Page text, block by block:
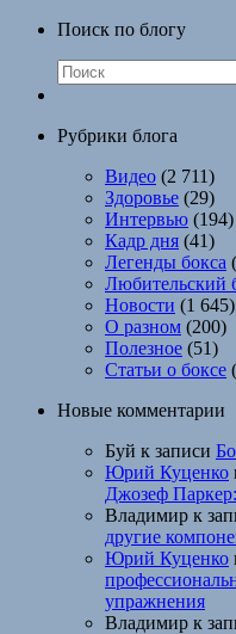
Поиск по блогу
Рубрики блога
Видео (2 711)
Здоровье (29)
Интервью (194)
Кадр дня (41)
Легенды бокса
Любительский
Новости (1 645)
О разном (200)
Полезное (51)
Статьи о боксе
Новые комментарии
Буй к записи
Юрий Куценко
Джозеф
Владимир к
другие
Юрий Куценко
упражнения
Владимир к